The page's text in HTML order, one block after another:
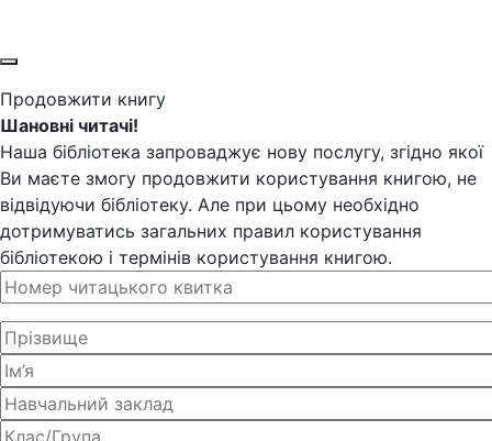
Продовжити книгу
Шановні читачі!
Наша бібліотека запроваджує нову послугу, згідно якої
Ви маєте змогу продовжити користування книгою, не
відвідуючи бібліотеку. Але при цьому необхідно
дотримуватись загальних правил користування
бібліотекою і термінів користування книгою.